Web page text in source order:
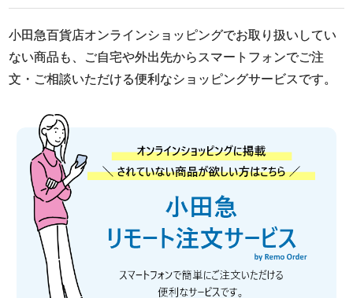
小田急百貨店オンラインショッピングでお取り扱いしてい
ない商品も、ご自宅や外出先からスマートフォンでご注
文・ご相談いただける便利なショッピングサービスです。